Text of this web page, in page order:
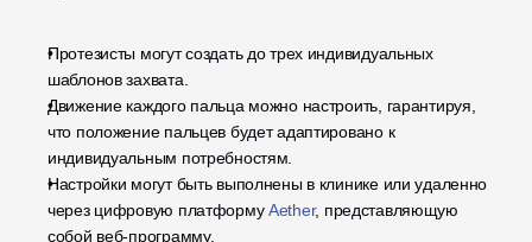
Протезисты могут создать до трех индивидуальных
шаблонов захвата.
Движение каждого пальца можно настроить, гарантируя,
что положение пальцев будет адаптировано к
индивидуальным потребностям.
Настройки могут быть выполнены в клинике или удаленно
через цифровую платформу Aether, представляющую
собой веб-программу.